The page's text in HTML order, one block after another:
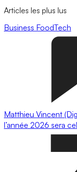
Articles les plus lus
Business FoodTech
Matthieu Vincent
l’année 2026 sera